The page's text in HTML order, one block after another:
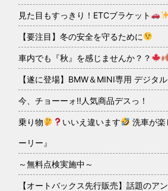
見た目もすっきり！ETCブラケット
【要注目】冬の安全を守るために
車内でも『秋』を感じませんか？？
【遂に登場】BMW＆MINI専用 デジタ
今、チョーーォ!!人気商品デスっ！
乗り物 いいえ違います 洗車が楽
ーリー』
～無料点検実施中～
【オートバックス先行販売】話題のア